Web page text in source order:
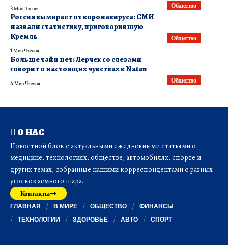
Общество
3 Мин Чтения
Общество
Россия вымирает от коронавируса: СМИ
назвали статистику, приговорившую
Кремль
1 Мин Чтения
Общество
Больше тайн нет: Лерчек со слезами
говорит о настоящих чувствах к Natan
4 Мин Чтения
О НАС
Новостной блок с актуальными ежедневными статьями о
медицине, технологиях, обществе, автомобилях, спорте и
других темах, собранные нашими корреспондентами с разных
уголков земного шара.
Контакты
ГЛАВНАЯ В МИРЕ ОБЩЕСТВО
ФИНАНСЫ
ТЕХНОЛОГИИ
ЗДОРОВЬЕ АВТО СПОРТ